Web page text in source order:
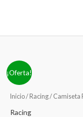
¡Oferta!
Inicio/ Racing/ Camiseta
Racing
precio
Camiseta
Racing
Fox-
Calavera